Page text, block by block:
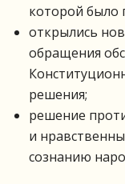
которой было
открылись
обращения
решения;
решение
и
сознанию